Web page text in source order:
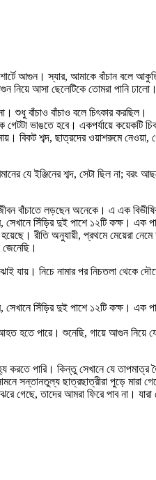
শার্টে আগুন। স্যার, আমাকে বাঁচান বলে
আসা ছেলেটিকে তোমরা পানি ঢালো।
শুধু বাঁচাও বাঁচাও বলে চিৎকার করছিল।
ভাঙতে হবে। একপর্যায়ে কয়েকটি
বিকট শব্দ, ছাত্রদের ওয়াশরুমে
যে ইঞ্জিনের শব্দ, সেটা ছিল না; বরং
বাঁচাতে লড়ছেন অনেকে। এ এক
সিঁড়ির দুই পাশে ১২টি কক্ষ। এক
রীতি অনুযায়ী, প্রথমে মেয়েরা
যায়। নিচে নামার পর নিচতলা থেকে
সিঁড়ির দুই পাশে ১২টি কক্ষ। এক
হতে পারে। শুনেছি, গায়ে আগুন
পারি। কিন্তু সেখানে যে তাপমাত্র
ছাত্রছাত্রীরা পুড়ে মারা
তাদের আমরা ফিরে পাব না। যারা